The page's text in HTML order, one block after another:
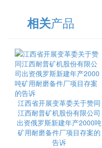
相关产品
江西省开展变革委关于赞同
江西耐普矿机股份有限公司
出资俄罗斯新建年产2000吨
矿用耐磨备件厂项目存案的
告诉